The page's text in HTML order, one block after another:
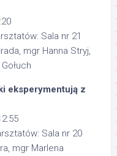
Sala nr 21
mgr Hanna Stryj,
eksperymentują z
Sala nr 20
mgr Marlena